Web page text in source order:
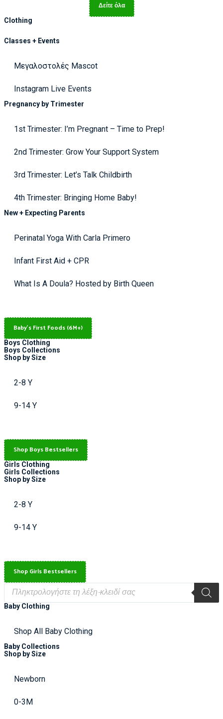
Δείτε όλα
Clothing
Classes + Events
Μεγαλοστολές Mascot
Instagram Live Events
Pregnancy by Trimester
1st Trimester: I’m Pregnant – Time to Prep!
2nd Trimester: Grow Your Support System
3rd Trimester: Let’s Talk Childbirth
4th Trimester: Bringing Home Baby!
New + Expecting Parents
Perinatal Yoga With Carla Primero
Infant First Aid + CPR
What Is A Doula? Hosted by Birth Queen
Baby's First Foods (6M+)
Boys Clothing
Boys Collections
Shop by Size
2-8 Y
9-14 Y
Shop Boys Bestsellers
Girls Clothing
Girls Collections
Shop by Size
2-8 Y
9-14 Y
Shop Girls Bestsellers
Baby Clothing
Shop All Baby Clothing
Baby Collections
Shop by Size
Newborn
0-3M